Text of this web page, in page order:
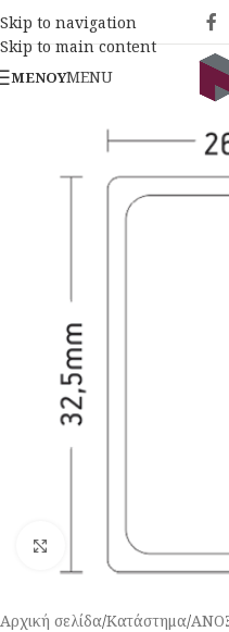
Skip to navigation
Skip to main content
ΜΕΝΟΎMENU
Κλικ για μεγέθυνση
Αρχική σελίδα/Κατάστημα/